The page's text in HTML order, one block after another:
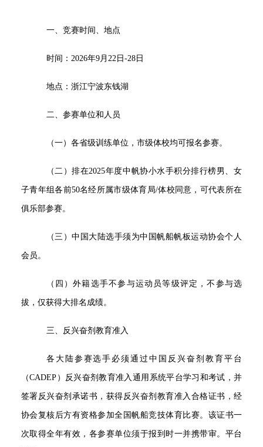
一、竞赛时间、地点
时间：2026年9月22日-28日
地点：浙江宁波东钱湖
二、参赛单位和人员
（一）各省级训练单位，市级体校均可报名参赛。
（二）排在2025年度中帆协小水手积分排行榜男、女
子青年组各前50名经所属市级体育局/体校同意，可代表所在
俱乐部参赛。
（三）中国大陆选手须为中国帆船帆板运动协会个人
会员。
（四）外籍选手不参与运动员等级评定，不参与选
拔，仅获得大排名成绩。
三、反兴奋剂教育准入
各大陆参赛选手必须通过中国反兴奋剂教育平台
（CADEP）反兴奋剂教育准入通用系统平台学习和考试，并
签署反兴奋剂承诺书，获得反兴奋剂教育准入合格证书，经
协会复核后方有资格参加全国帆船竞技体育比赛。该证书一
次取得全年有效，各参赛单位须于报到时一并携带审。平台